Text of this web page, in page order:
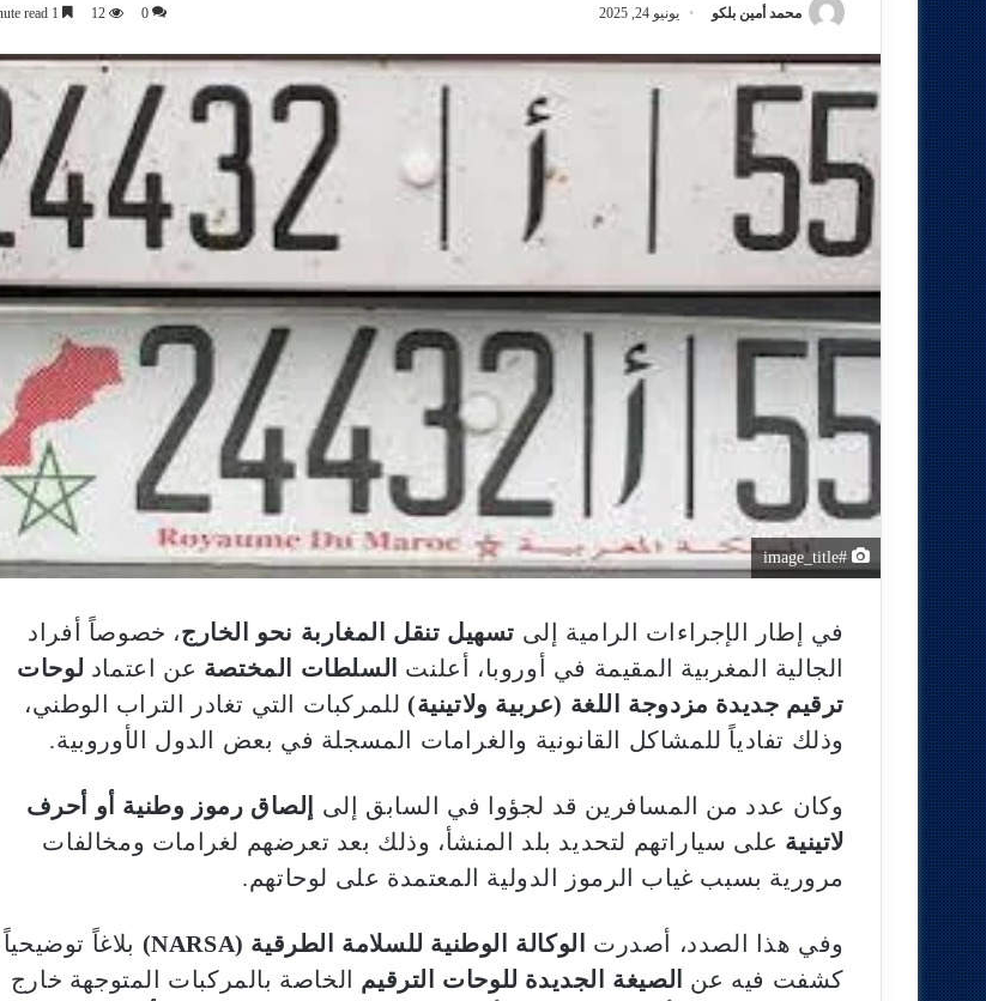
محمد أمين بلكو يونيو 24, 2025 0
12
#image_title
في إطار الإجراءات الرامية إلى تسهيل تنقل المغاربة نحو الخارج، خصوصاً أفراد
الجالية المغربية المقيمة في أوروبا، أعلنت
السلطات المختصة عن اعتماد لوحات
ترقيم جديدة مزدوجة اللغة (عربية ولاتينية) للمركبات التي تغادر التراب الوطني،
وذلك تفادياً للمشاكل القانونية والغرامات المسجلة في بعض الدول الأوروبية.
وكان عدد من المسافرين قد لجؤوا في السابق إلى
إلصاق رموز وطنية أو أحرف
لاتينية على سياراتهم لتحديد بلد المنشأ، وذلك بعد تعرضهم لغرامات ومخالفات
مرورية بسبب غياب الرموز الدولية المعتمدة على لوحاتهم.
وفي هذا الصدد، أصدرت الوكالة الوطنية للسلامة الطرقية (NARSA)
بلاغاً توضيحياً
كشفت فيه عن
الصيغة الجديدة للوحات الترقيم الخاصة بالمركبات المتوجهة خارج